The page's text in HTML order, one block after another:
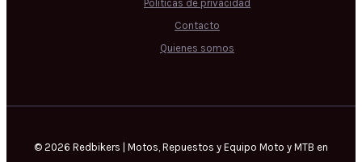
Politicas de privacidad
Contacto
Quienes somos
© 2026 Redbikers | Motos, Repuestos y Equipo Moto y MTB en